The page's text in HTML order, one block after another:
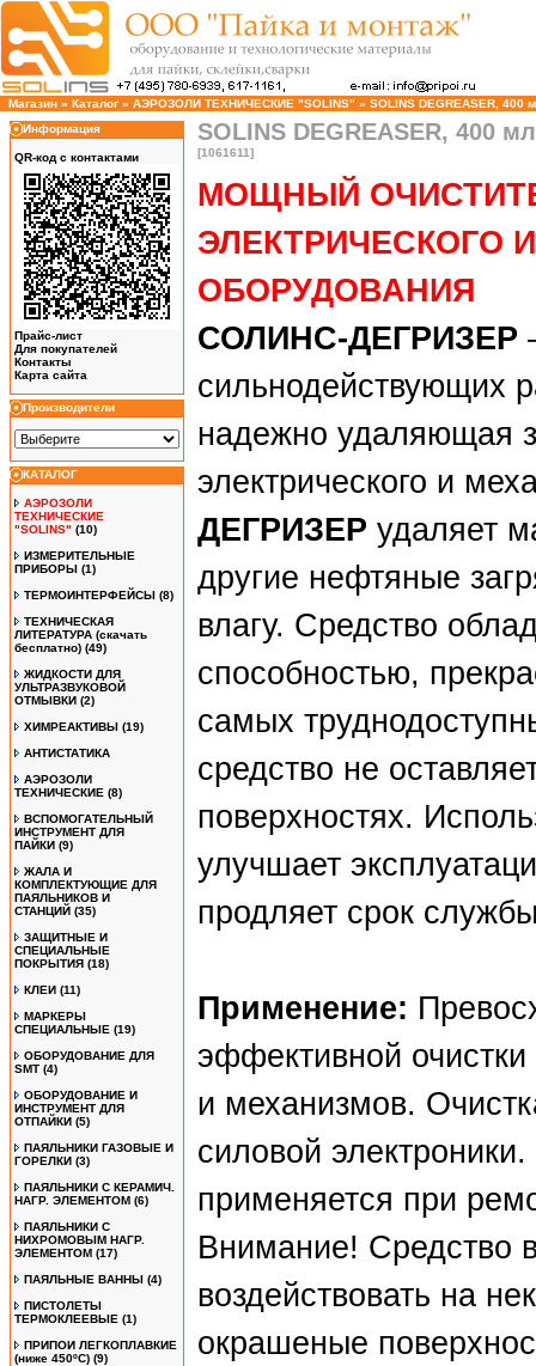
Магазин » Каталог » АЭРОЗОЛИ ТЕХНИЧЕСКИЕ "SOLINS" » SOLINS DEGREASER, 400
Информация
QR-код с контактами
Прайс-лист
Для покупателей
Контакты
Карта сайта
Производители
КАТАЛОГ
АЭРОЗОЛИ
ТЕХНИЧЕСКИЕ
"SOLINS" (10)
ИЗМЕРИТЕЛЬНЫЕ
ПРИБОРЫ (1)
ТЕРМОИНТЕРФЕЙСЫ (8)
ТЕХНИЧЕСКАЯ
ЛИТЕРАТУРА (скачать
бесплатно) (49)
ЖИДКОСТИ ДЛЯ
УЛЬТРАЗВУКОВОЙ
ОТМЫВКИ (2)
ХИМРЕАКТИВЫ (19)
АНТИСТАТИКА
АЭРОЗОЛИ
ТЕХНИЧЕСКИЕ (8)
ВСПОМОГАТЕЛЬНЫЙ
ИНСТРУМЕНТ ДЛЯ
ПАЙКИ (9)
ЖАЛА И
КОМПЛЕКТУЮЩИЕ ДЛЯ
ПАЯЛЬНИКОВ И
СТАНЦИЙ (35)
ЗАЩИТНЫЕ И
СПЕЦИАЛЬНЫЕ
ПОКРЫТИЯ (18)
КЛЕИ (11)
МАРКЕРЫ
СПЕЦИАЛЬНЫЕ (19)
ОБОРУДОВАНИЕ ДЛЯ
SMT (4)
ОБОРУДОВАНИЕ И
ИНСТРУМЕНТ ДЛЯ
ОТПАЙКИ (5)
ПАЯЛЬНИКИ ГАЗОВЫЕ И
ГОРЕЛКИ (3)
ПАЯЛЬНИКИ С КЕРАМИЧ.
НАГР. ЭЛЕМЕНТОМ (6)
ПАЯЛЬНИКИ С
НИХРОМОВЫМ НАГР.
ЭЛЕМЕНТОМ (17)
ПАЯЛЬНЫЕ ВАННЫ (4)
ПИСТОЛЕТЫ
ТЕРМОКЛЕЕВЫЕ (1)
ПРИПОИ ЛЕГКОПЛАВКИЕ
(ниже 450ºС) (9)
SOLINS DEGREASER, 400 мл
[1061611]
МОЩНЫЙ
ЭЛЕКТРИЧЕСКОГО
ОБОРУДОВАНИЯ
СОЛИНС-ДЕГРИЗЕР
сильнодействующих
надежно удаляющая
электрического и
ДЕГРИЗЕР удаляет
другие нефтяные
влагу. Средство
способностью,
самых
средство не
поверхностях.
улучшает
продляет срок
Применение:
эффективной очистки
и механизмов.
силовой
применяется при
Внимание! Средство
воздействовать на
окрашеные